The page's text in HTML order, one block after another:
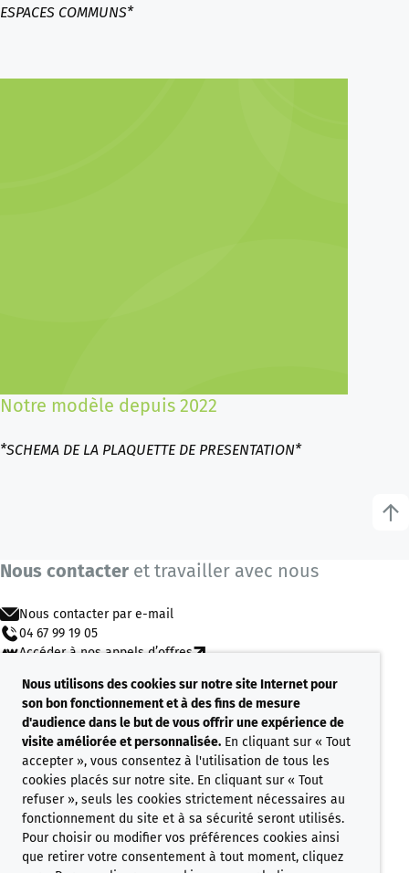
ESPACES COMMUNS*
Notre modèle depuis 2022
*SCHEMA DE LA PLAQUETTE DE PRESENTATION*
Nous contacter et travailler avec nous
Nous contacter par e-mail
04 67 99 19 05
Accéder à nos appels d’offres
Nous connaître
Nos projets
Nos commercialisations
Nos références
Nous connaître
Nous utilisons des cookies sur notre site Internet pour
son bon fonctionnement et à des fins de mesure
d'audience dans le but de vous offrir une expérience de
visite améliorée et personnalisée. En cliquant sur « Tout
accepter », vous consentez à l'utilisation de tous les
cookies placés sur notre site. En cliquant sur « Tout
refuser », seuls les cookies strictement nécessaires au
fonctionnement du site et à sa sécurité seront utilisés.
Pour choisir ou modifier vos préférences cookies ainsi
que retirer votre consentement à tout moment, cliquez